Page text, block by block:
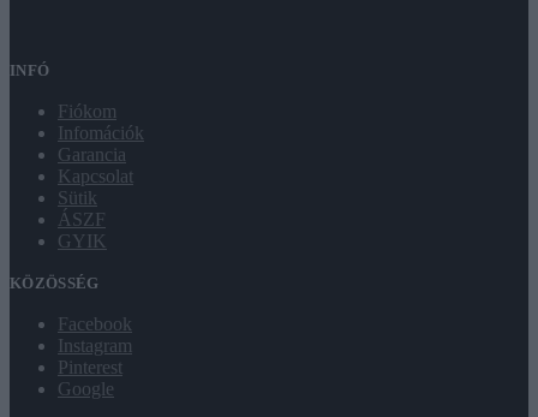
INFÓ
Fiókom
Infomációk
Garancia
Kapcsolat
Sütik
ÁSZF
GYIK
KÖZÖSSÉG
Facebook
Instagram
Pinterest
Google